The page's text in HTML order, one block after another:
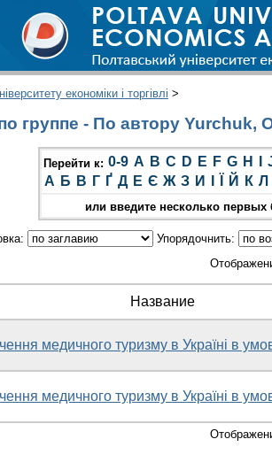
економіки і торгівлі >
группе - По автору Yurchuk,
Перейти к: 0-9 A B C D E F G H
А Б В Г Ґ Д Е Є Ж З И Й К Л
или введите несколько первых
Упорядочнить:
Название
медичного туризму в Україні в
медичного туризму в Україні в